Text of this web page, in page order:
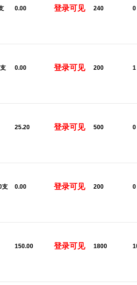
0.00 登录可见 240 0
0.00 登录可见 200 1
25.20 登录可见 500 0
支 0.00 登录可见 200 0
150.00 登录可见 1800